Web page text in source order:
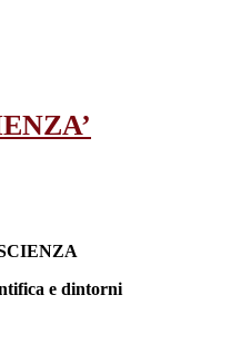
e dintorni